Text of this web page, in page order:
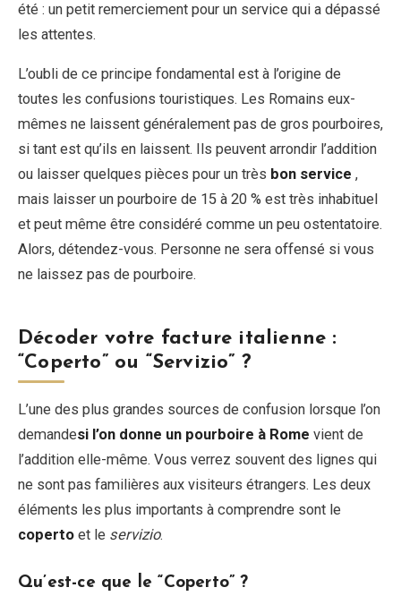
été : un petit remerciement pour un service qui a dépassé
les attentes.
L’oubli de ce principe fondamental est à l’origine de
toutes les confusions touristiques. Les Romains eux-
mêmes ne laissent généralement pas de gros pourboires,
si tant est qu’ils en laissent. Ils peuvent arrondir l’addition
ou laisser quelques pièces pour un très bon service ,
mais laisser un pourboire de 15 à 20 % est très inhabituel
et peut même être considéré comme un peu ostentatoire.
Alors, détendez-vous. Personne ne sera offensé si vous
ne laissez pas de pourboire.
Décoder votre facture italienne :
“Coperto” ou “Servizio” ?
L’une des plus grandes sources de confusion lorsque l’on
demandesi l’on donne un pourboire à Rome vient de
l’addition elle-même. Vous verrez souvent des lignes qui
ne sont pas familières aux visiteurs étrangers. Les deux
éléments les plus importants à comprendre sont le
coperto et le servizio.
Qu’est-ce que le “Coperto” ?